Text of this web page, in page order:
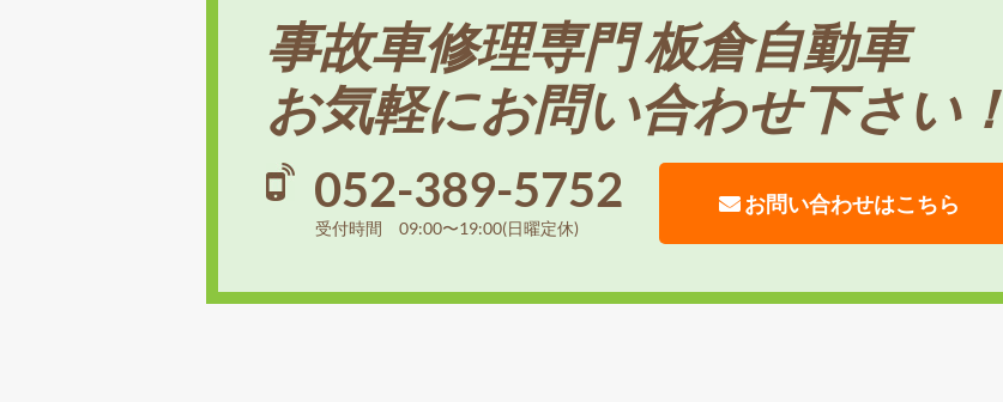
事故車修理専門 板倉自動車
お気軽にお問い合わせ下さい！
052-389-5752
受付時間 09:00〜19:00(日曜定休)
お問い合わせはこちら